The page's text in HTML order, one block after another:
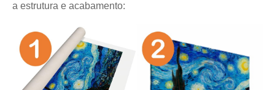
a estrutura e acabamento: